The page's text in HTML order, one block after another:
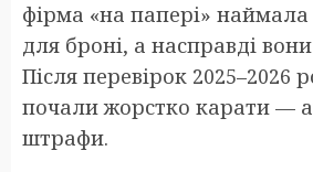
фірма «на папері»
для броні, а насправді
Після перевірок 2025–2026
почали жорстко карати —
штрафи.